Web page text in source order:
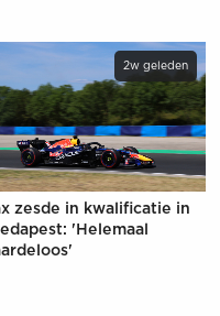
2w geleden
zesde in kwalificatie in
'Helemaal